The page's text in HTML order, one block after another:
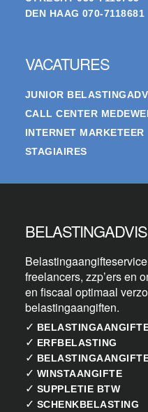
DEN HAAG 070-7118681
VACATURES
JUNIOR
CALL CENTER
INTERNET MARKETEER
STAGIAIRES
freelancers, zzp’ers en
en fiscaal optimaal
belastingaangiften.
✓
✓ ERFBELASTING
✓
✓ WINSTAANGIFTE
✓ SUPPLETIE BTW
✓ SCHENKBELASTING